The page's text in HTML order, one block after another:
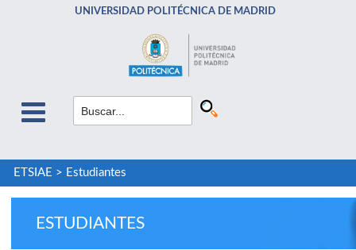
UNIVERSIDAD POLITÉCNICA DE MADRID
ETSIAE > Estudiantes
ESTUDIANTES